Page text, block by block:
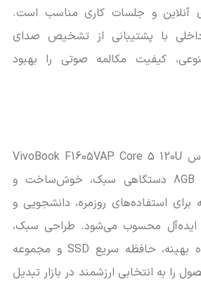
آنلاین و جلسات کاری مناسب است.
با پشتیبانی از تشخیص صدای
کیفیت مکالمه صوتی را بهبود
لپ تاپ 16 اینچ ایسوس VivoBook F1605VAP Core 5 120U
8GB 512GB SSD INTEL دستگاهی سبک، خوش‌ساخت و
استفاده‌های روزمره، دانشجویی و
ایده‌آل محسوب می‌شود. طراحی سبک،
نمایشگر بزرگ، پردازنده بهینه، حافظه سریع SSD و مجموعه
را به انتخابی ارزشمند در بازار تبدیل